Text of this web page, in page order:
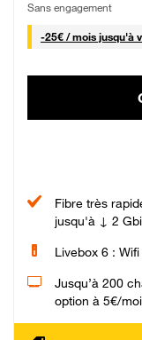
Sans engagement
-25€ / mois25 € par
jusqu'à
Fibre très
jusqu'à ↓ 2
Livebox 6 : Wifi
Jusqu’à 200
option à 5€/